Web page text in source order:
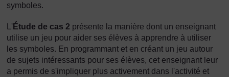
symboles.
L' Étude de cas 2 présente la manière dont un enseignant
utilise un jeu pour aider ses élèves à apprendre à utiliser
les symboles. En programmant et en créant un jeu autour
de sujets intéressants pour ses élèves, cet enseignant leur
a permis de s'impliquer plus activement dans l'activité et